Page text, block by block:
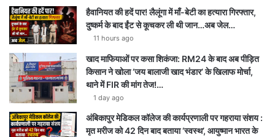
हैवानियत की हदें पार! लैलूंगा में माँ-बेटी का हत्यारा गिरफ्तार,
दुष्कर्म के बाद ईंट से कूचकर ली थी जान…अब जेल…
11 hours ago
खाद माफियाओं पर कसा शिकंजा: RM24 के बाद अब पीड़ित
किसान ने खोला ‘जय बालाजी खाद भंडार’ के खिलाफ मोर्चा,
थाने में FIR की मांग तेज!…
1 day ago
अंबिकापुर मेडिकल कॉलेज की कार्यप्रणाली पर गहराया संशय :
मृत मरीज को 42 दिन बाद बताया ‘स्वस्थ’, आयुष्मान भारत के